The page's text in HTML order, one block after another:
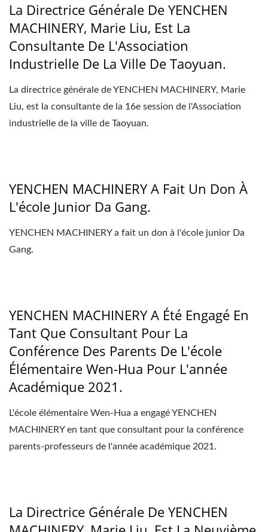
La Directrice Générale De YENCHEN
MACHINERY, Marie Liu, Est La
Consultante De L'Association
Industrielle De La Ville De Taoyuan.
La directrice générale de YENCHEN MACHINERY, Marie
Liu, est la consultante de la 16e session de l'Association
industrielle de la ville de Taoyuan.
YENCHEN MACHINERY A Fait Un Don À
L'école Junior Da Gang.
YENCHEN MACHINERY a fait un don à l'école junior Da
Gang.
YENCHEN MACHINERY A Été Engagé En
Tant Que Consultant Pour La
Conférence Des Parents De L'école
Élémentaire Wen-Hua Pour L'année
Académique 2021.
L'école élémentaire Wen-Hua a engagé YENCHEN
MACHINERY en tant que consultant pour la conférence
parents-professeurs de l'année académique 2021.
La Directrice Générale De YENCHEN